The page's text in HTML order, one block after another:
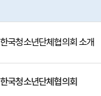
한국청소년단체협의회 소개
한국청소년단체협의회